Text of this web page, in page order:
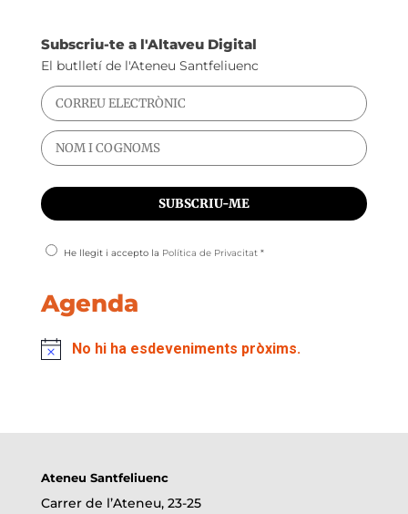
Subscriu-te a l'Altaveu Digital
El butlletí de l'Ateneu Santfeliuenc
He llegit i accepto la Política de Privacitat *
Agenda
No hi ha esdeveniments pròxims.
Ateneu Santfeliuenc
Carrer de l’Ateneu, 23-25